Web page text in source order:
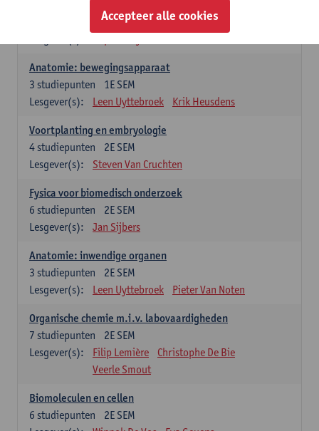
1E SEM
Anatomie: bewegingsapparaat
1E SEM
3 studiepunten
Lesgever(s):
Leen Uyttebroek Krik Heusdens
Voortplanting en embryologie
2E SEM
4studiepunten
Lesgever(s):
Steven Van Cruchten
Fysica voor biomedisch onderzoek
2E SEM
6 studiepunten
Lesgever(s):
Jan Sijbers
Anatomie: inwendige organen
2E SEM
3 studiepunten
Lesgever(s):
Leen Uyttebroek Pieter Van Noten
Organische chemie m.i.v. labovaardigheden
2E SEM
7 studiepunten
Lesgever(s):
Filip Lemière
Christophe De Bie
Veerle Smout
Biomoleculen en cellen
2E SEM
6 studiepunten
Accepteer alle cookies